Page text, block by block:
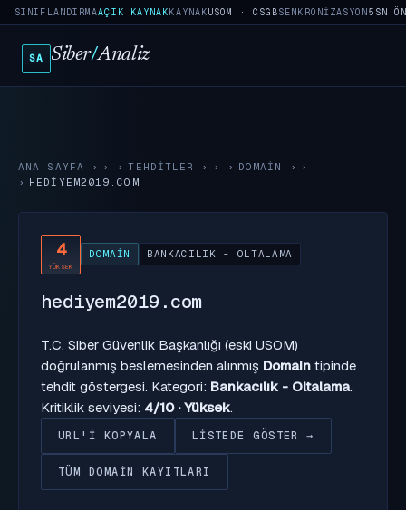
SINIFLANDIRMAAÇIK KAYNAKKAYNAKUSOM · CSGBSENKRONIZASYON5SN
SA Siber/Analiz
ANA SAYFA › TEHDITLER › DOMAIN
›
HEDIYEM2019.COM
4
YÜKSEK
DOMAIN BANKACILIK - OLTALAMA
hediyem2019.com
T.C. Siber Güvenlik Başkanlığı (eski USOM)
doğrulanmış beslemesinden alınmış Domain tipinde
tehdit göstergesi. Kategori: Bankacılık - Oltalama.
Kritiklik seviyesi: 4/10 · Yüksek.
URL'I KOPYALA LISTEDE GÖSTER →
TÜM DOMAIN KAYITLARI